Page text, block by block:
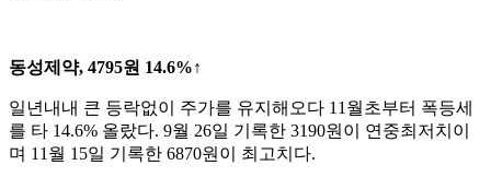
동성제약, 4795원 14.6%↑
일년내내 큰 등락없이 주가를 유지해오다 11월초부터 폭등세
를 타 14.6% 올랐다. 9월 26일 기록한 3190원이 연중최저치이
며 11월 15일 기록한 6870원이 최고치다.